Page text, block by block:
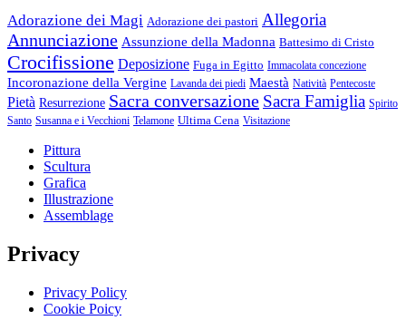
Adorazione dei Magi Adorazione dei pastori Allegoria
Annunciazione Assunzione della Madonna Battesimo di Cristo
Crocifissione Deposizione Fuga in Egitto Immacolata concezione
Incoronazione della Vergine Lavanda dei piedi Maestà Natività Pentecoste
Pietà Resurrezione Sacra conversazione Sacra Famiglia Spirito
Santo Susanna e i Vecchioni Telamone Ultima Cena Visitazione
Pittura
Scultura
Grafica
Illustrazione
Assemblage
Privacy
Privacy Policy
Cookie Poicy